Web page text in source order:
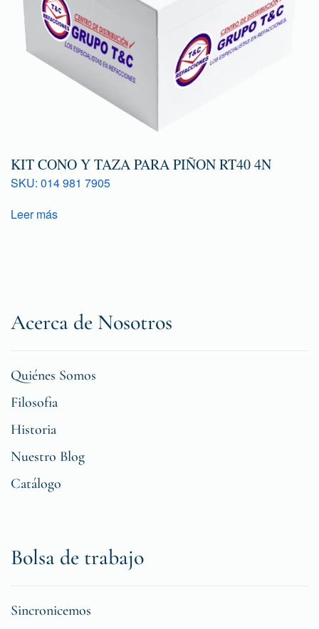
KIT CONO Y TAZA PARA PIÑON RT40 4N
SKU: 014 981 7905
Leer más
Acerca de Nosotros
Quiénes Somos
Filosofia
Historia
Nuestro Blog
Catálogo
Bolsa de trabajo
Sincronicemos